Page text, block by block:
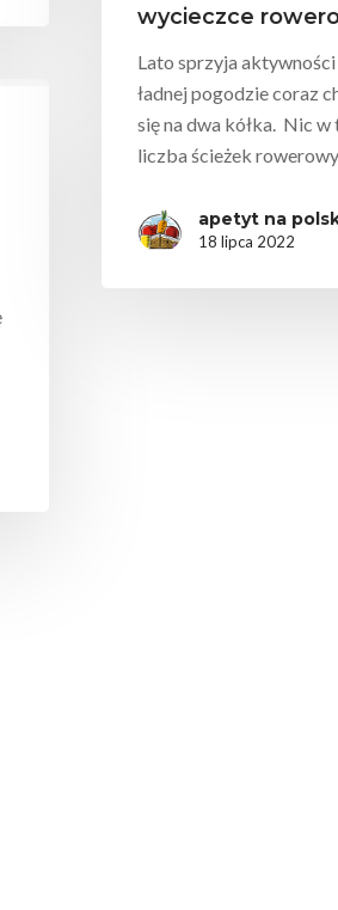
wycieczce
Lato sprzyja
ładnej pogodzie coraz
się na dwa kółka. Nic
liczba ścieżek
apetyt na
18 lipca 2022